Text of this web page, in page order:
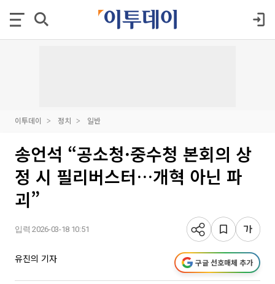
이투데이 정치 일반
송언석 “공소청·중수청 본회의 상
정 시 필리버스터…개혁 아닌 파
괴”
입력 2026-03-18 10:51
유진의 기자 구글 선호매체 추가